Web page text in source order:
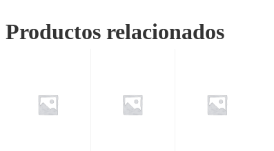
Productos relacionados